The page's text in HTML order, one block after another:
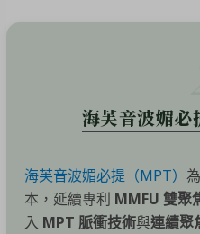
海芙音波媚必
海芙音波媚必提（MPT）
本，延續專利 MMFU雙聚
入 MPT 脈衝技術與連續聚